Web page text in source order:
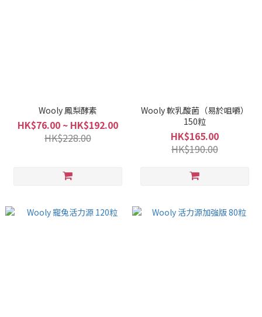
Wooly 鳳梨酵素
HK$76.00 ~ HK$192.00
HK$228.00
Wooly 軟乳酸菌（易於咀嚼）
150粒
HK$165.00
HK$190.00